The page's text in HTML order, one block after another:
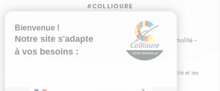
#COLLIOURE
SUIVEZ-NOUS
SUIVEZ-NOUS
SUIVEZ-
SUIVEZ-
Plan du site -Mentions légales Politique de confidentialité -
Ce site est éco-conçu !
Éditer mes cookies
IRIS Interactive
règles de confidentialitéet les